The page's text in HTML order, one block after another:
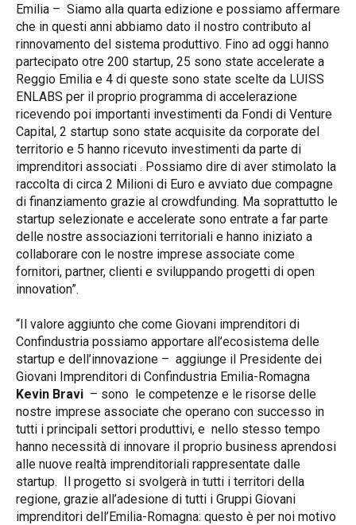
Emilia – Siamo alla quarta edizione e possiamo affermare
che in questi anni abbiamo dato il nostro contributo al
rinnovamento del sistema produttivo. Fino ad oggi hanno
partecipato otre 200 startup, 25 sono state accelerate a
Reggio Emilia e 4 di queste sono state scelte da LUISS
ENLABS per il proprio programma di accelerazione
ricevendo poi importanti investimenti da Fondi di Venture
Capital, 2 startup sono state acquisite da corporate del
territorio e 5 hanno ricevuto investimenti da parte di
imprenditori associati . Possiamo dire di aver stimolato la
raccolta di circa 2 Milioni di Euro e avviato due compagne
di finanziamento grazie al crowdfunding. Ma soprattutto le
startup selezionate e accelerate sono entrate a far parte
delle nostre associazioni territoriali e hanno iniziato a
collaborare con le nostre imprese associate come
fornitori, partner, clienti e sviluppando progetti di open
innovation”.
“Il valore aggiunto che come Giovani imprenditori di
Confindustria possiamo apportare all’ecosistema delle
startup e dell’innovazione – aggiunge il Presidente dei
Giovani Imprenditori di Confindustria Emilia-Romagna
Kevin Bravi – sono le competenze e le risorse delle
nostre imprese associate che operano con successo in
tutti i principali settori produttivi, e nello stesso tempo
hanno necessità di innovare il proprio business aprendosi
alle nuove realtà imprenditoriali rappresentate dalle
startup. Il progetto si svolgerà in tutti i territori della
regione, grazie all’adesione di tutti i Gruppi Giovani
imprenditori dell’Emilia-Romagna: questo è per noi motivo